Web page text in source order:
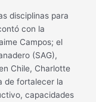
disciplinas para
con la
Campos; el
(SAG),
Chile, Charlotte
de fortalecer la
capacidades